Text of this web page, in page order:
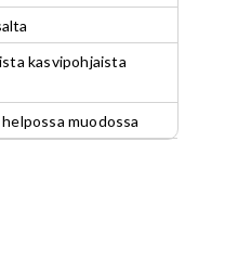
kasvipohjaista
muodossa